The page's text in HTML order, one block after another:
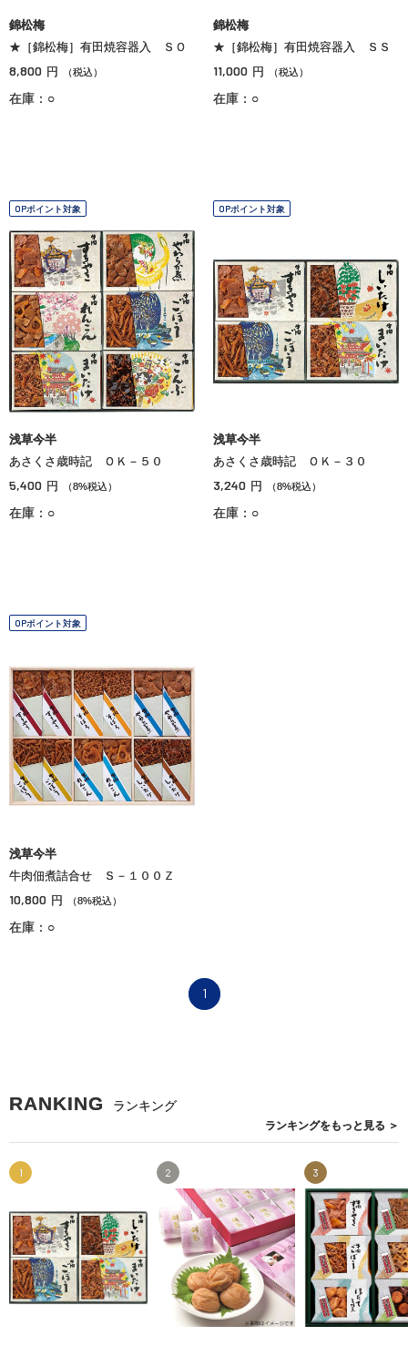
錦松梅
★［錦松梅］有田焼容器入 ＳＯ
8,800 円 （税込）
在庫：○
錦松梅
★［錦松梅］有田焼容器入 ＳＳ
11,000 円 （税込）
在庫：○
OPポイント対象
浅草今半
あさくさ歳時記 ＯＫ－５０
5,400 円 （8%税込）
在庫：○
OPポイント対象
浅草今半
あさくさ歳時記 ＯＫ－３０
3,240 円 （8%税込）
在庫：○
OPポイント対象
浅草今半
牛肉佃煮詰合せ Ｓ－１００Ｚ
10,800 円 （8%税込）
在庫：○
1
RANKING ランキング
ランキングをもっと見る ＞
1 2 3